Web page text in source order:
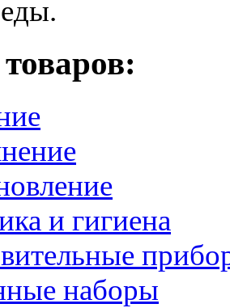
и гигиена
наборы